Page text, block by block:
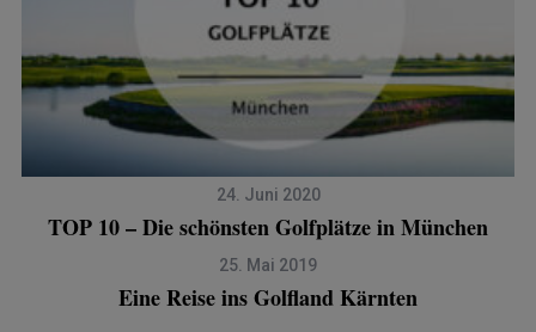
24. Juni 2020
TOP 10 – Die schönsten Golfplätze in München
25. Mai 2019
Eine Reise ins Golfland Kärnten